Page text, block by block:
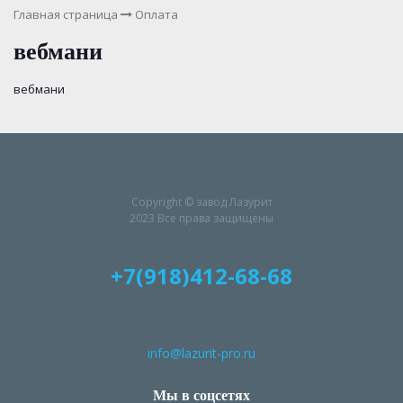
Главная страница Оплата
вебмани
вебмани
Copyright © завод Лазурит
2023 Все права защищены
+7(918)412-68-68
info@lazurit-pro.ru
Мы в соцсетях